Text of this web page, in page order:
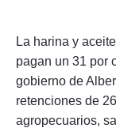
La harina y
pagan un 31 por
gobierno de
retenciones de
agropecuarios,